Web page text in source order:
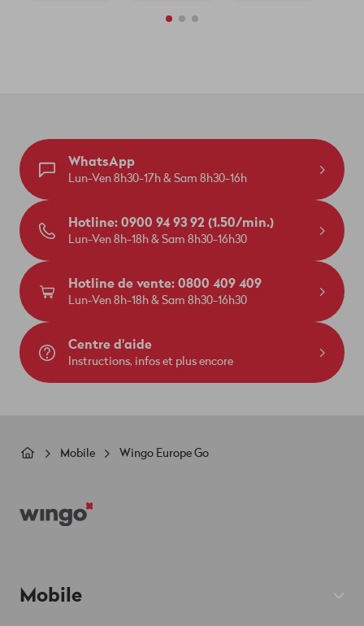
WhatsApp
Lun-Ven 8h30-17h & Sam 8h30-16h
Hotline: 0900 94 93 92 (1.50/min.)
Lun-Ven 8h-18h & Sam 8h30-16h30
Hotline de vente: 0800 409 409
Lun-Ven 8h-18h & Sam 8h30-16h30
Centre d'aide
Instructions, infos et plus encore
Fil
Mobile Wingo Europe Go
Mobile